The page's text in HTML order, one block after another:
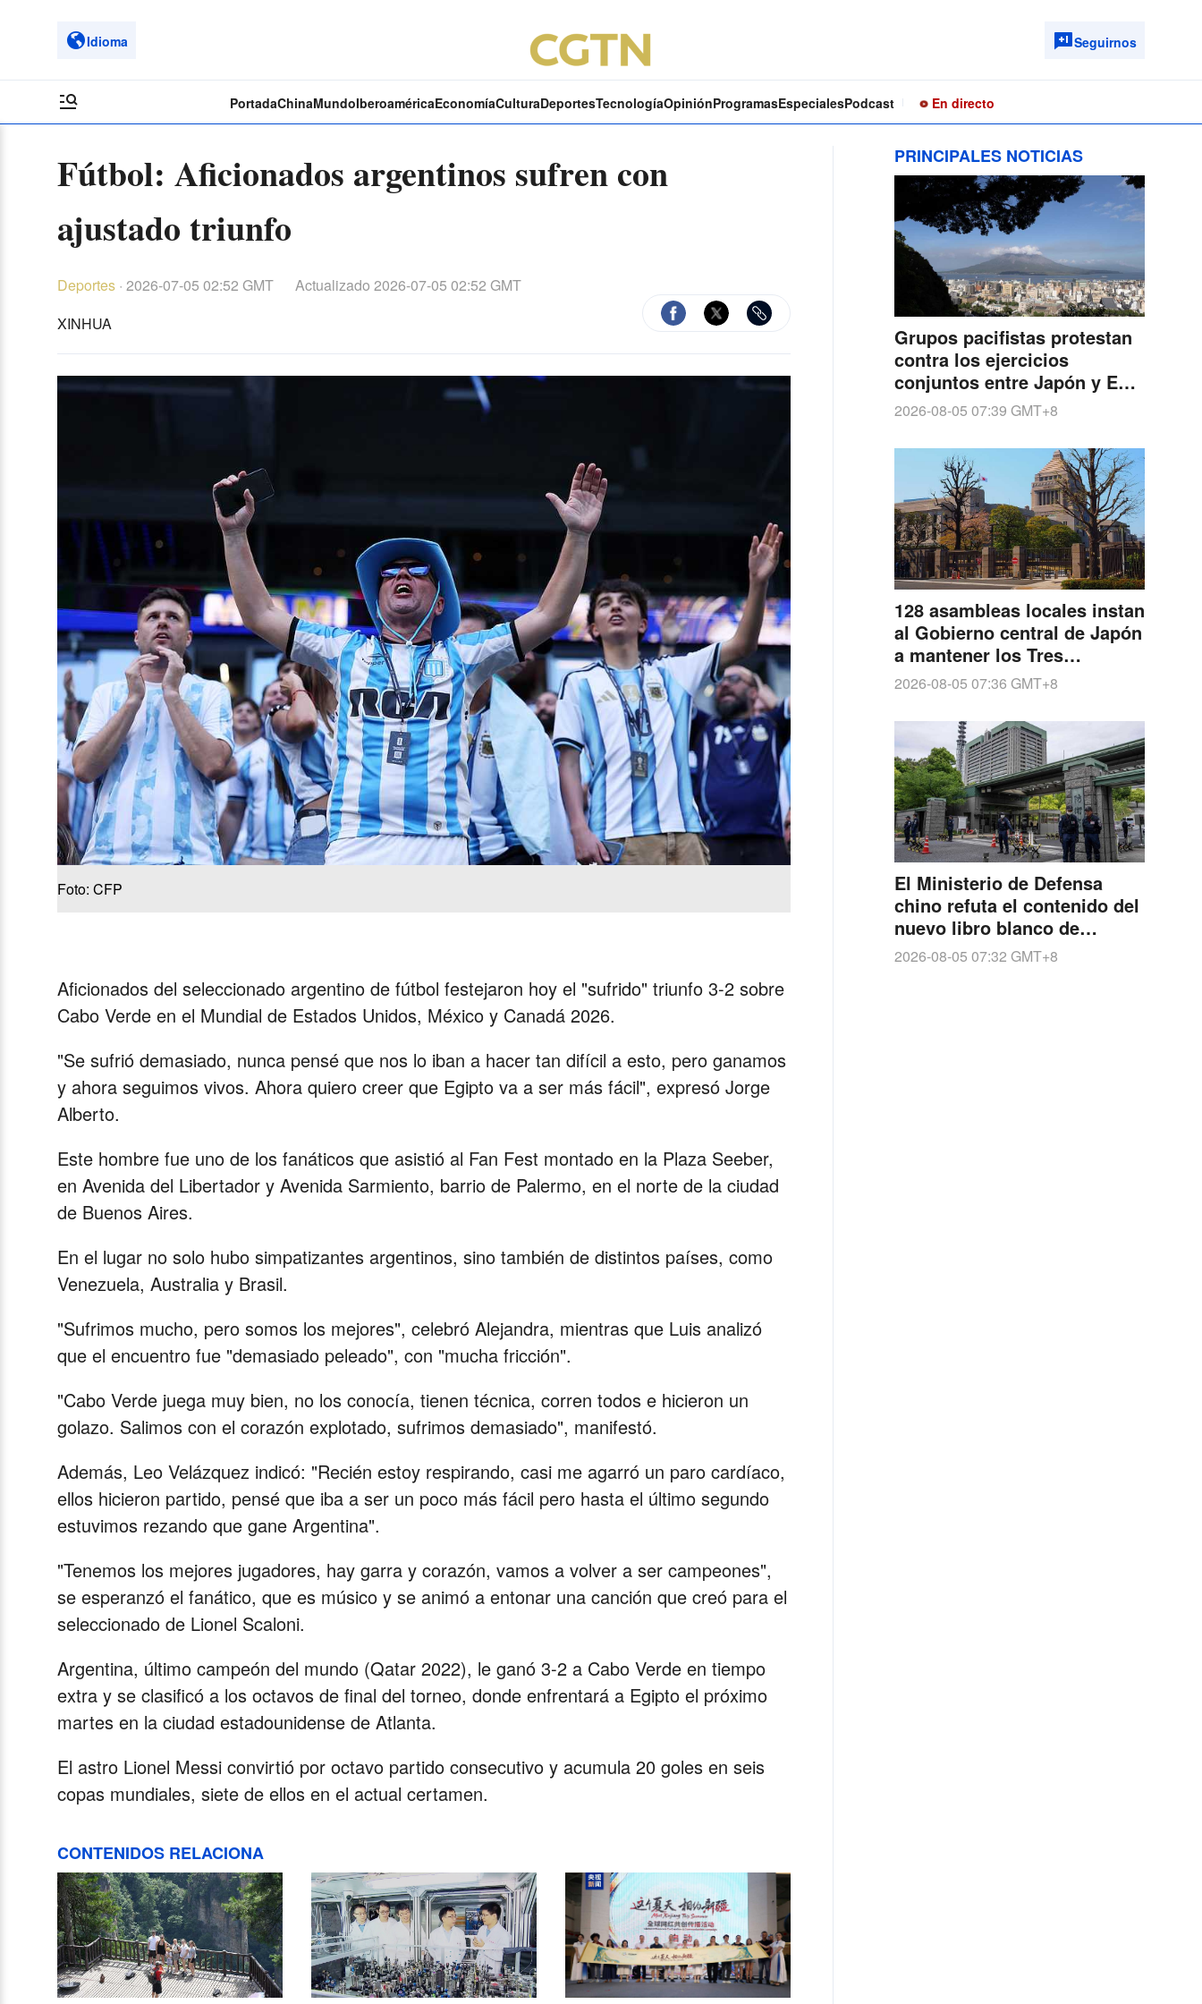
Idioma Seguirnos
PortadaChinaMundoIberoaméricaEconomíaCulturaDeportesTecnologíaOpiniónProgramasEspecialesPodcast En directo
Fútbol: Aficionados argentinos sufren con
ajustado triunfo
Deportes · 2026-07-05 02:52 GMT Actualizado 2026-07-05 02:52 GMT
XINHUA
Foto: CFP
Aficionados del seleccionado argentino de fútbol festejaron hoy el "sufrido" triunfo 3-2 sobre
Cabo Verde en el Mundial de Estados Unidos, México y Canadá 2026.
"Se sufrió demasiado, nunca pensé que nos lo iban a hacer tan difícil a esto, pero ganamos
y ahora seguimos vivos. Ahora quiero creer que Egipto va a ser más fácil", expresó Jorge
Alberto.
Este hombre fue uno de los fanáticos que asistió al Fan Fest montado en la Plaza Seeber,
en Avenida del Libertador y Avenida Sarmiento, barrio de Palermo, en el norte de la ciudad
de Buenos Aires.
En el lugar no solo hubo simpatizantes argentinos, sino también de distintos países, como
Venezuela, Australia y Brasil.
"Sufrimos mucho, pero somos los mejores", celebró Alejandra, mientras que Luis analizó
que el encuentro fue "demasiado peleado", con "mucha fricción".
"Cabo Verde juega muy bien, no los conocía, tienen técnica, corren todos e hicieron un
golazo. Salimos con el corazón explotado, sufrimos demasiado", manifestó.
Además, Leo Velázquez indicó: "Recién estoy respirando, casi me agarró un paro cardíaco,
ellos hicieron partido, pensé que iba a ser un poco más fácil pero hasta el último segundo
estuvimos rezando que gane Argentina".
"Tenemos los mejores jugadores, hay garra y corazón, vamos a volver a ser campeones",
se esperanzó el fanático, que es músico y se animó a entonar una canción que creó para el
seleccionado de Lionel Scaloni.
Argentina, último campeón del mundo (Qatar 2022), le ganó 3-2 a Cabo Verde en tiempo
extra y se clasificó a los octavos de final del torneo, donde enfrentará a Egipto el próximo
martes en la ciudad estadounidense de Atlanta.
El astro Lionel Messi convirtió por octavo partido consecutivo y acumula 20 goles en seis
copas mundiales, siete de ellos en el actual certamen.
CONTENIDOS RELACIONA
PRINCIPALES NOTICIAS
Grupos pacifistas protestan
contra los ejercicios
conjuntos entre Japón y EE.
UU. en Kagoshima
2026-08-05 07:39 GMT+8
128 asambleas locales instan
al Gobierno central de Japón
a mantener los Tres
Principios No Nucleares
2026-08-05 07:36 GMT+8
El Ministerio de Defensa
chino refuta el contenido del
nuevo libro blanco de
defensa japonés
2026-08-05 07:32 GMT+8